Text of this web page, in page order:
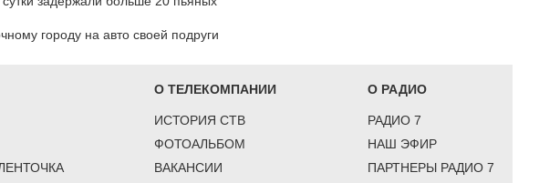
городу на авто своей подруги
О ТЕЛЕКОМПАНИИ
ИСТОРИЯ СТВ
ФОТОАЛЬБОМ
ВАКАНСИИ
О РАДИО
РАДИО 7
НАШ ЭФИР
ПАРТНЕРЫ РАДИО 7